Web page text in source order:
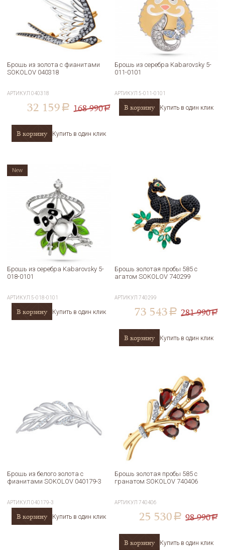
Брошь из золота с фианитами
SOKOLOV 040318
АРТИКУЛ040318
32 159 a 168 990a
В корзину Купить в один клик
Брошь из серебра Kabarovsky 5-
011-0101
АРТИКУЛ5-011-0101
В корзину Купить в один клик
Брошь из серебра Kabarovsky 5-
018-0101
АРТИКУЛ5-018-0101
В корзину Купить в один клик
New
Брошь золотая пробы 585 с
агатом SOKOLOV 740299
АРТИКУЛ740299
73 543 a 281 990a
В корзину Купить в один клик
Брошь из белого золота с
фианитами SOKOLOV 040179-3
АРТИКУЛ040179-3
В корзину Купить в один клик
Брошь золотая пробы 585 с
гранатом SOKOLOV 740406
АРТИКУЛ740406
25 530 a 98 990a
В корзину Купить в один клик